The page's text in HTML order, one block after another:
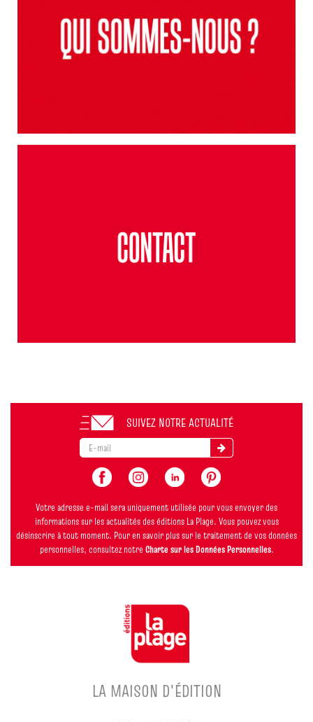
SUIVEZ NOTRE ACTUALITÉ
Votre adresse e-mail sera uniquement utilisée pour vous envoyer des
informations sur les actualités des éditions La Plage. Vous pouvez vous
désinscrire à tout moment. Pour en savoir plus sur le traitement de vos données
personnelles, consultez notre Charte sur les Données Personnelles.
LA MAISON D'ÉDITION